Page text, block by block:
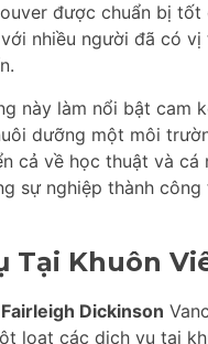
được chuẩn bị
nhiều người đã có
này làm nổi bật cam
dưỡng một môi
cả về học thuật và cá
sự nghiệp thành
Tại Khuôn
Dickinson
loạt các dịch vụ tại